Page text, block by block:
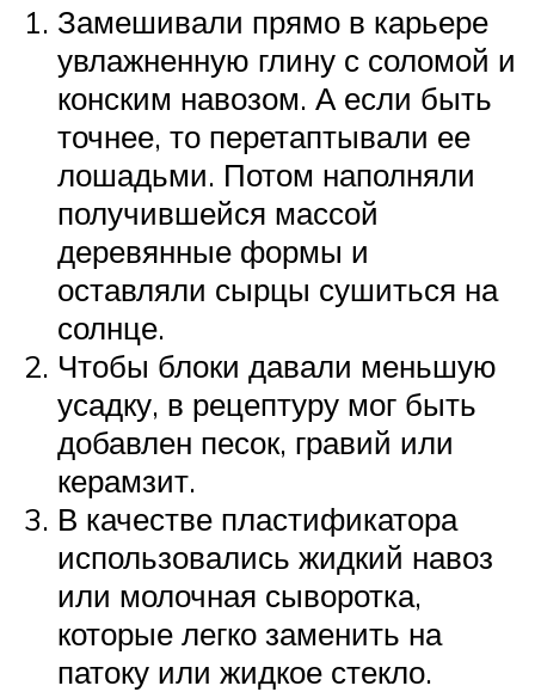
Замешивали прямо в карьере
увлажненную глину с соломой и
конским навозом. А если быть
точнее, то перетаптывали ее
лошадьми. Потом наполняли
получившейся массой
деревянные формы и
оставляли сырцы сушиться на
солнце.
Чтобы блоки давали меньшую
усадку, в рецептуру мог быть
добавлен песок, гравий или
керамзит.
В качестве пластификатора
использовались жидкий навоз
или молочная сыворотка,
которые легко заменить на
патоку или жидкое стекло.